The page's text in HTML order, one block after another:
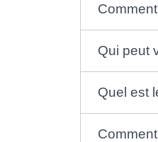
Qui peut
Quel est